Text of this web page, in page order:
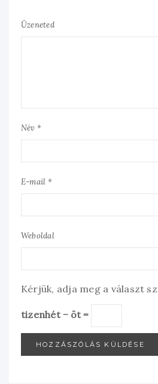
Üzeneted
Név *
E-mail *
Weboldal
Kérjük, adja meg a választ
tizenhét − öt =